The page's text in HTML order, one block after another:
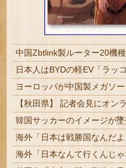
ヨーロッパが中国製メガソ
韓国サッカーのイメージが墜